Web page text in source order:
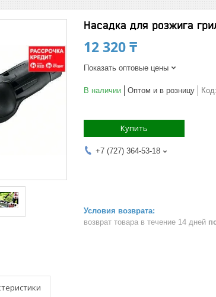
Насадка для розжига
12 320 ₸
Показать оптовые цены
В наличии Оптом и в розницу Код:
Купить
+7 (727) 364-53-18
возврат товара в течение 14 дней